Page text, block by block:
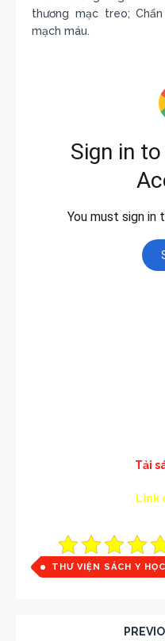
thương mạc treo;
mạch máu.
Tải
Link
THƯ VIỆN SÁCH Y HỌC